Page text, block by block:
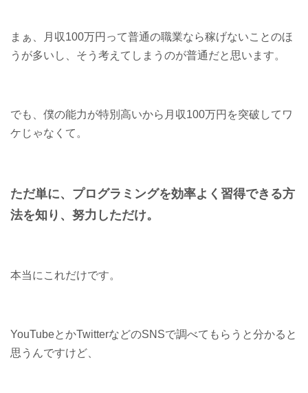
まぁ、月収100万円って普通の職業なら稼げないことのほ
うが多いし、そう考えてしまうのが普通だと思います。
でも、僕の能力が特別高いから月収100万円を突破してワ
ケじゃなくて。
ただ単に、プログラミングを効率よく習得できる方
法を知り、努力しただけ。
本当にこれだけです。
YouTubeとかTwitterなどのSNSで調べてもらうと分かると
思うんですけど、